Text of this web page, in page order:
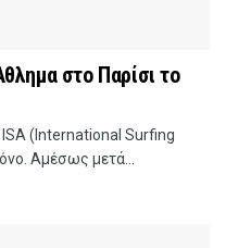
στο Παρίσι το
(International Surfing
Αμέσως μετά...